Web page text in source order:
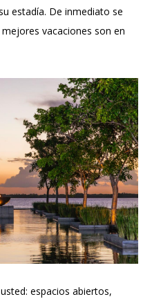
estadía. De inmediato se
vacaciones son en
espacios abiertos,